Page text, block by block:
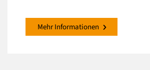
Mehr Informationen